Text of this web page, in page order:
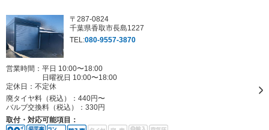
〒287-0824
千葉県香取市長島1227
TEL:080-9557-3870
営業時間：平日 10:00〜18:00
日曜祝日 10:00〜18:00
定休日： 不定休
廃タイヤ料（税込）： 440円〜
バルブ交換料（税込）： 330円
取付・対応可能項目：